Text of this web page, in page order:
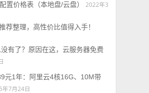
置价格表（本地盘/云盘）
2022年3
荐整理，高性价比值得入手！
有了？原因在这，云服务器免费
元1年：阿里云4核16G、10M带
年7月24日